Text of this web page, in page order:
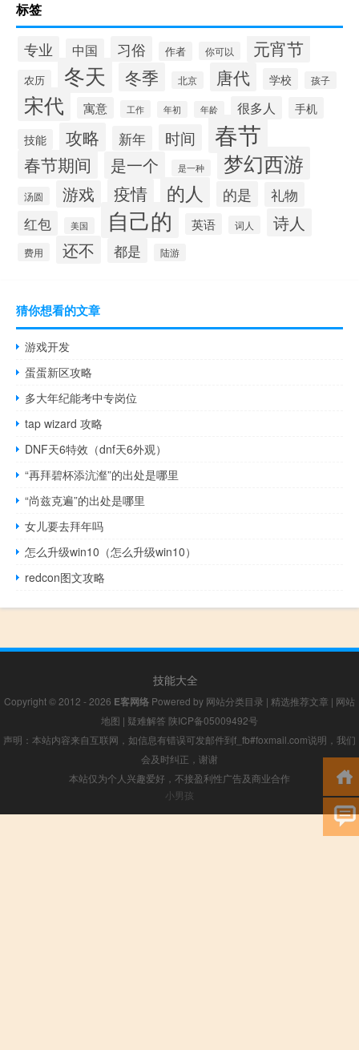
标签
专业 中国 习俗 作者 你可以 元宵节
农历 冬天 冬季 北京 唐代 学校 孩子
宋代 寓意 工作 年初 年龄 很多人 手机
技能 攻略 新年 时间 春节
春节期间 是一个 是一种 梦幻西游
汤圆 游戏 疫情 的人 的是
礼物
红包
美国 自己的 英语 词人 诗人
费用 还不 都是 陆游
猜你想看的文章
游戏开发
蛋蛋新区攻略
多大年纪能考中专岗位
tap wizard 攻略
DNF天6特效（dnf天6外观）
“再拜碧杯添沆瀣”的出处是哪里
“尚兹克遍”的出处是哪里
女儿要去拜年吗
怎么升级win10（怎么升级win10）
redcon图文攻略
技能大全
Copyright © 2012 - 2026 E客网络 Powered by 网站分类目录 | 精选推荐文章 | 网站
地图 | 疑难解答 陕ICP备05009492号
声明：本站内容来自互联网，如信息有错误可发邮件到f_fb#foxmail.com说明，我们
会及时纠正，谢谢
本站仅为个人兴趣爱好，不接盈利性广告及商业合作
小男孩